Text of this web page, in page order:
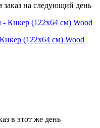
заказ на следующий день
(122х64 cм) Wood
в этот же день